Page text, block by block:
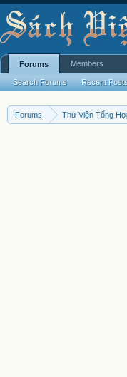
Forums Thư Viện Tổng
Forums
Search Forums Recent
Members